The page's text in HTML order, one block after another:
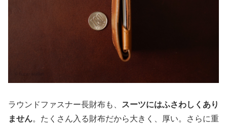
ラウンドファスナー長財布も、
スーツにはふさわしくあり
ません。たくさん入る財布だから大きく、厚い。さらに重